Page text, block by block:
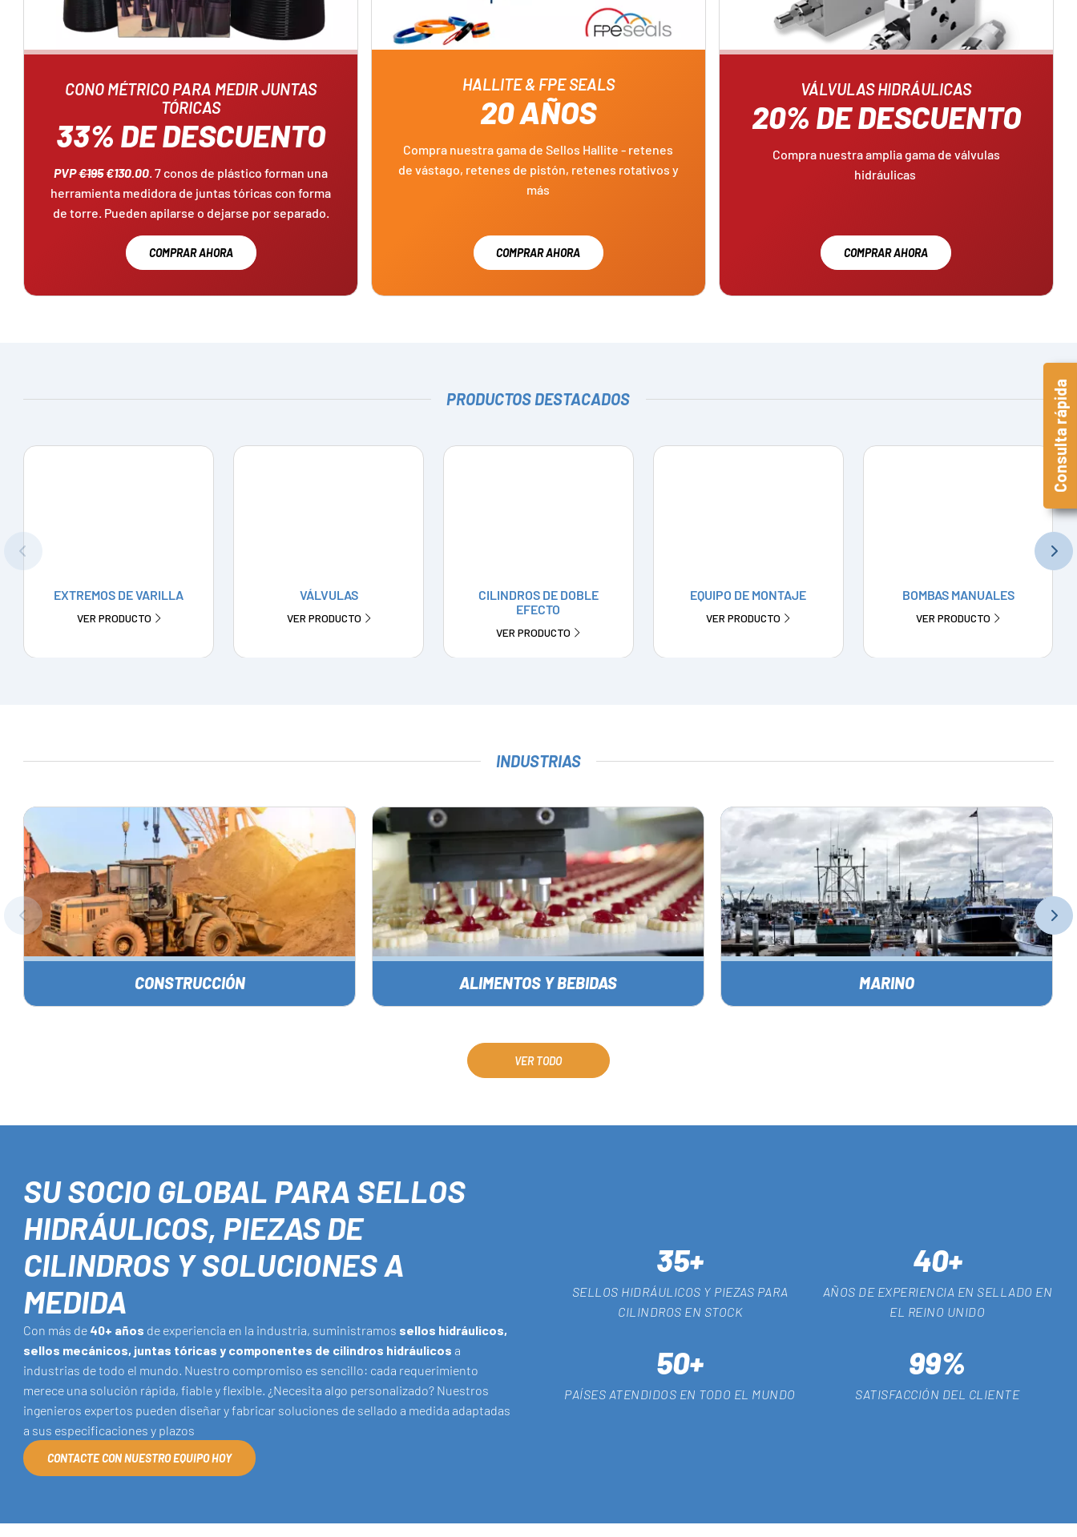
CONO MÉTRICO PARA MEDIR JUNTAS
TÓRICAS
33% DE DESCUENTO
PVP€195€130.00 . 7 conos de plástico forman una
herramienta medidora de juntas tóricas con forma
de torre. Pueden apilarse o dejarse por separado.
COMPRAR AHORA
HALLITE & FPE SEALS
20 AÑOS
Compra nuestra gama de Sellos Hallite - retenes
de vástago, retenes de pistón, retenes rotativos y
más
COMPRAR AHORA
VÁLVULAS HIDRÁULICAS
20% DE DESCUENTO
Compra nuestra amplia gama de válvulas
hidráulicas
COMPRAR AHORA
PRODUCTOS DESTACADOS
EXTREMOS DE VARILLA
VER PRODUCTO
VÁLVULAS
VER PRODUCTO
CILINDROS DE DOBLE
EFECTO
VER PRODUCTO
EQUIPO DE MONTAJE
VER PRODUCTO
BOMBAS MANUALES
VER PRODUCTO
INDUSTRIAS
CONSTRUCCIÓN ALIMENTOS Y BEBIDAS MARINO
VER TODO
SU SOCIO GLOBAL PARA SELLOS
HIDRÁULICOS, PIEZAS DE
CILINDROS Y SOLUCIONES A
MEDIDA
Con más de 40+ años de experiencia en la industria, suministramos sellos hidráulicos,
sellos mecánicos, juntas tóricas y componentes de cilindros hidráulicos a
industrias de todo el mundo. Nuestro compromiso es sencillo: cada requerimiento
merece una solución rápida, fiable y flexible. ¿Necesita algo personalizado? Nuestros
ingenieros expertos pueden diseñar y fabricar soluciones de sellado a medida adaptadas
a sus especificaciones y plazos
CONTACTE CON NUESTRO EQUIPO HOY
35+
SELLOS HIDRÁULICOS Y PIEZAS PARA
CILINDROS EN STOCK
40+
AÑOS DE EXPERIENCIA EN SELLADO EN
EL REINO UNIDO
50+
PAÍSES ATENDIDOS EN TODO EL MUNDO
99%
SATISFACCIÓN DEL CLIENTE
Consulta rápida